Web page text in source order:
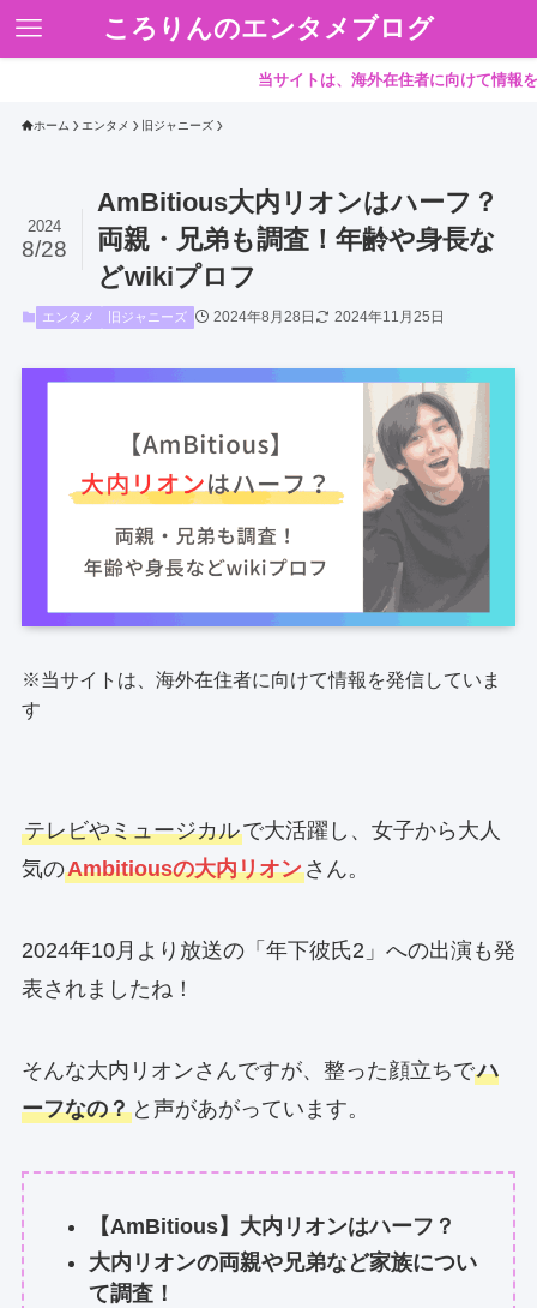
ころりんのエンタメブログ
当サイトは、海外在住者に向けて情報を発信
ホーム エンタメ 旧ジャニーズ
AmBitious大内リオンはハーフ？
両親・兄弟も調査！年齢や身長な
どwikiプロフ
2024
8/28
エンタメ 旧ジャニーズ 2024年8月28日 2024年11月25日
※当サイトは、海外在住者に向けて情報を発信していま
す
テレビやミュージカルで大活躍し、女子から大人
気のAmbitiousの大内リオンさん。
2024年10月より放送の「年下彼氏2」への出演も発
表されましたね！
そんな大内リオンさんですが、整った顔立ちでハ
ーフなの？と声があがっています。
【AmBitious】大内リオンはハーフ？
大内リオンの両親や兄弟など家族につい
て調査！